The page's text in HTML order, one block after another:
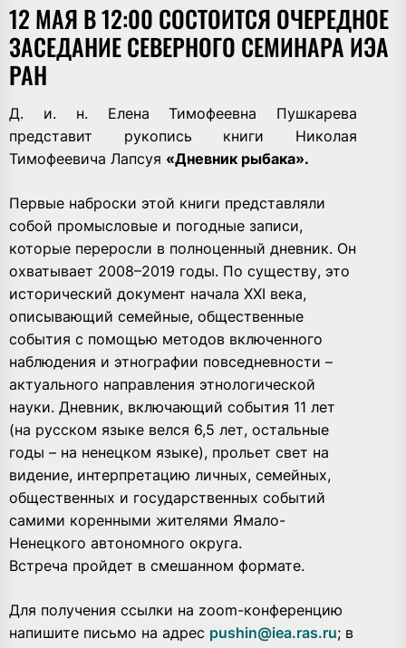
12 МАЯ В 12:00 СОСТОИТСЯ ОЧЕРЕДНОЕ
ЗАСЕДАНИЕ СЕВЕРНОГО СЕМИНАРА ИЭА
РАН
Д. и. н. Елена Тимофеевна Пушкарева
представит рукопись книги Николая
Тимофеевича Лапсуя «Дневник рыбака».
Первые наброски этой книги представляли
собой промысловые и погодные записи,
которые переросли в полноценный дневник. Он
охватывает 2008–2019 годы. По существу, это
исторический документ начала XXI века,
описывающий семейные, общественные
события с помощью методов включенного
наблюдения и этнографии повседневности –
актуального направления этнологической
науки. Дневник, включающий события 11 лет
(на русском языке велся 6,5 лет, остальные
годы – на ненецком языке), прольет свет на
видение, интерпретацию личных, семейных,
общественных и государственных событий
самими коренными жителями Ямало-
Ненецкого автономного округа.
Встреча пройдет в смешанном формате.
Для получения ссылки на zoom-конференцию
напишите письмо на адрес pushin@iea.ras.ru; в